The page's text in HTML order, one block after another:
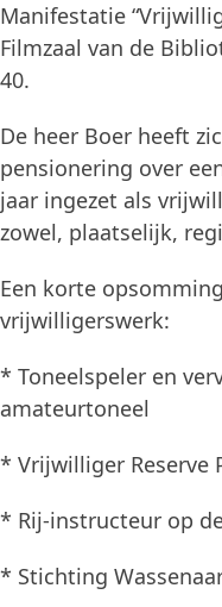
Manifestatie
Filmzaal van de
40.
De heer Boer heeft
pensionering over
jaar ingezet als
zowel, plaatselijk,
Een korte
vrijwilligerswerk:
* Toneelspeler en
amateurtoneel
* Vrijwilliger Reserve
* Rij-instructeur op
* Stichting